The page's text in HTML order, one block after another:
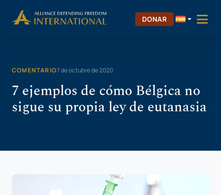
DONAR
COMENTARIO7 de octubre de 2020
7 ejemplos de cómo Bélgica no
sigue su propia ley de eutanasia